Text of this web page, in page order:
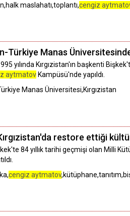
maslahatı,toplantı,cengiz
Türkiye Manas
yılında Kırgızistan'ın başkenti
aytmatov Kampüsü'nde yapıldı.
Manas Üniversitesi,Kırgızistan
restore ettiği
84 yıllık tarihi geçmişi olan Milli
cengiz aytmatov